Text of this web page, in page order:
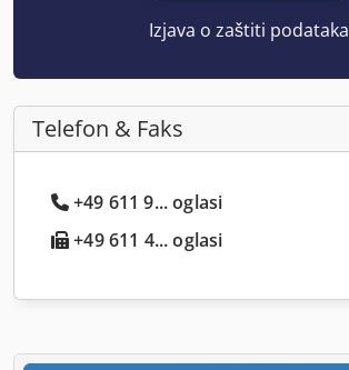
Izjava o zaštiti podataka
Telefon & Faks
+49 611 9... oglasi
+49 611 4... oglasi